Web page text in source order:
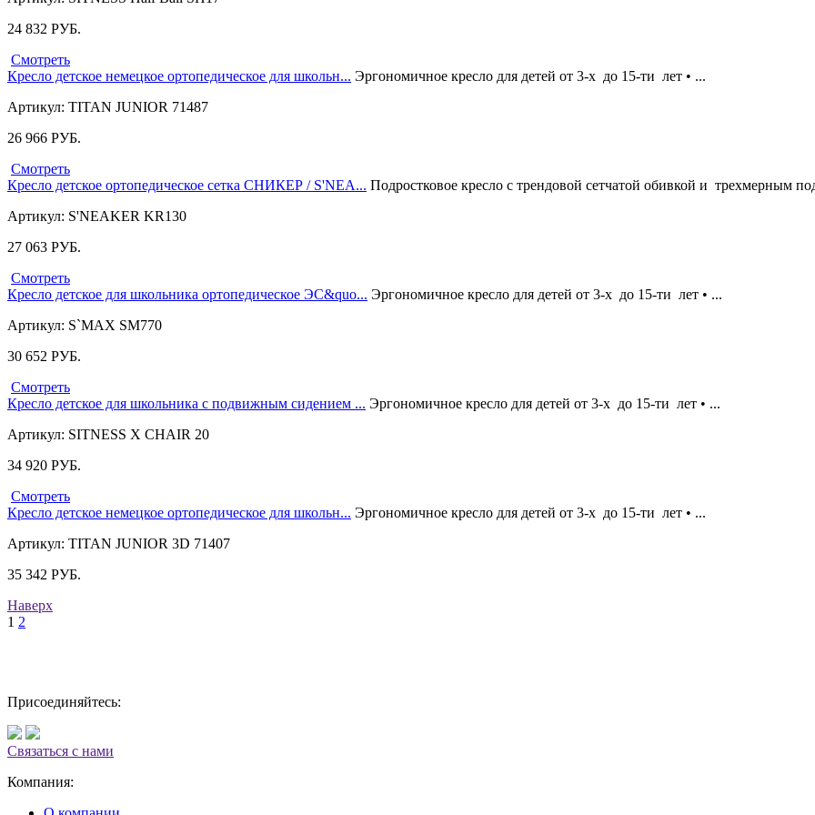
24 832 РУБ.
Смотреть
Кресло детское немецкое ортопедическое для школьн... Эргономичное кресло для детей от 3-х до 15-ти лет • ...
Артикул: TITAN JUNIOR 71487
26 966 РУБ.
Смотреть
Кресло детское ортопедическое сетка СНИКЕР / S'NEA... Подростковое кресло с трендовой сетчатой обивкой и трехмерным
Артикул: S'NEAKER KR130
27 063 РУБ.
Смотреть
Кресло детское для школьника ортопедическое ЭС&quo... Эргономичное кресло для детей от 3-х до 15-ти лет • ...
Артикул: S`MAX SM770
30 652 РУБ.
Смотреть
Кресло детское для школьника с подвижным сидением ... Эргономичное кресло для детей от 3-х до 15-ти лет • ...
Артикул: SITNESS X CHAIR 20
34 920 РУБ.
Смотреть
Кресло детское немецкое ортопедическое для школьн... Эргономичное кресло для детей от 3-х до 15-ти лет • ...
Артикул: TITAN JUNIOR 3D 71407
35 342 РУБ.
Наверх
1 2
Присоединяйтесь:
Связаться с нами
Компания: